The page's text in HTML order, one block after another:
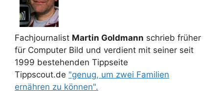
Fachjournalist Martin Goldmann schrieb früher
für Computer Bild und verdient mit seiner seit
1999 bestehenden Tippseite
Tippscout.de "genug, um zwei Familien
ernähren zu können".